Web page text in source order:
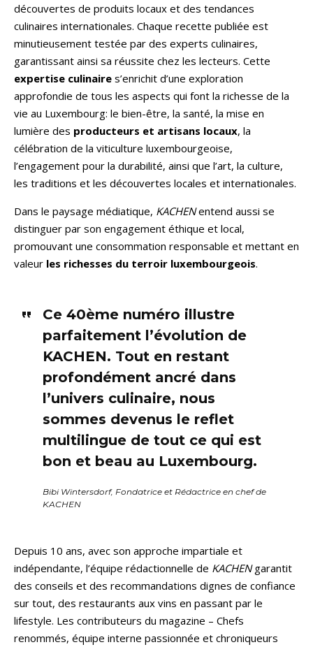
découvertes de produits locaux et des tendances
culinaires internationales. Chaque recette publiée est
minutieusement testée par des experts culinaires,
garantissant ainsi sa réussite chez les lecteurs. Cette
expertise culinaire s’enrichit d’une exploration
approfondie de tous les aspects qui font la richesse de la
vie au Luxembourg: le bien-être, la santé, la mise en
lumière des producteurs et artisans locaux, la
célébration de la viticulture luxembourgeoise,
l’engagement pour la durabilité, ainsi que l’art, la culture,
les traditions et les découvertes locales et internationales.
Dans le paysage médiatique, KACHENentend aussi se
distinguer par son engagement éthique et local,
promouvant une consommation responsable et mettant en
valeur les richesses du terroir luxembourgeois.
Ce 40ème numéro illustre
parfaitement l’évolution de
KACHEN. Tout en restant
profondément ancré dans
l’univers culinaire, nous
sommes devenus le reflet
multilingue de tout ce qui est
bon et beau au Luxembourg.
Bibi Wintersdorf, Fondatrice et Rédactrice en chef de
KACHEN
Depuis 10 ans, avec son approche impartiale et
indépendante, l’équipe rédactionnelle de KACHENgarantit
des conseils et des recommandations dignes de confiance
sur tout, des restaurants aux vins en passant par le
lifestyle. Les contributeurs du magazine – Chefs
renommés, équipe interne passionnée et chroniqueurs